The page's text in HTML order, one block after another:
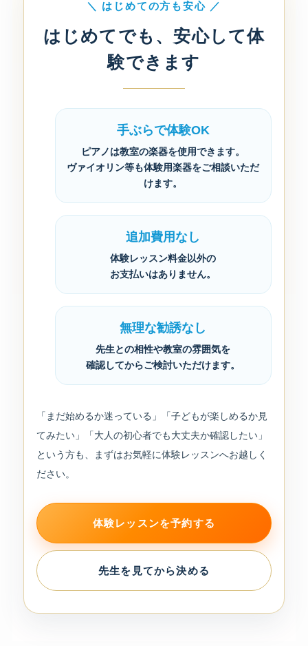
＼ はじめての方も安心 ／
はじめてでも、安心して体
験できます
手ぶらで体験OK
ピアノは教室の楽器を使用できます。
ヴァイオリン等も体験用楽器をご相談いただ
けます。
追加費用なし
体験レッスン料金以外の
お支払いはありません。
無理な勧誘なし
先生との相性や教室の雰囲気を
確認してからご検討いただけます。
「まだ始めるか迷っている」「子どもが楽しめるか見
てみたい」「大人の初心者でも大丈夫か確認したい」
という方も、まずはお気軽に体験レッスンへお越しく
ださい。
体験レッスンを予約する
先生を見てから決める